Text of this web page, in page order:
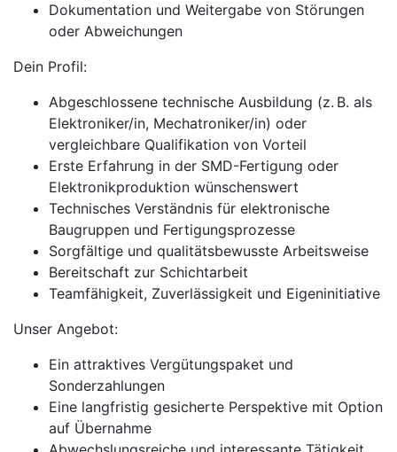
Dokumentation und Weitergabe von Störungen
oder Abweichungen
Dein Profil:
Abgeschlossene technische Ausbildung (z. B. als
Elektroniker/in, Mechatroniker/in) oder
vergleichbare Qualifikation von Vorteil
Erste Erfahrung in der SMD-Fertigung oder
Elektronikproduktion wünschenswert
Technisches Verständnis für elektronische
Baugruppen und Fertigungsprozesse
Sorgfältige und qualitätsbewusste Arbeitsweise
Bereitschaft zur Schichtarbeit
Teamfähigkeit, Zuverlässigkeit und Eigeninitiative
Unser Angebot:
Ein attraktives Vergütungspaket und
Sonderzahlungen
Eine langfristig gesicherte Perspektive mit Option
auf Übernahme